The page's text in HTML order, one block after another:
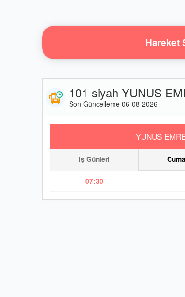
Hareket
101-siyah YUNUS
Son Güncelleme 06-08-2026
YUNUS
İş Günleri
07:30